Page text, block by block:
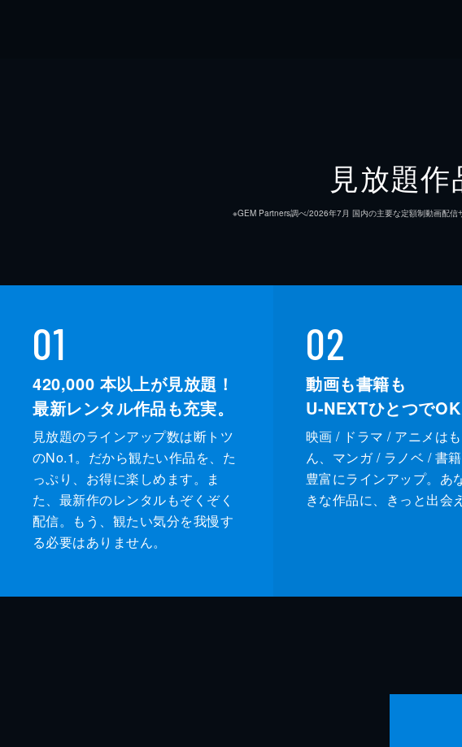
見放題作
※GEM Partners調べ/2026年7⽉ 国内の主要な定額制動画配
01
420,000 本以上が見放題！
最新レンタル作品も充実。
見放題のラインアップ数は断トツ
のNo.1。だから観たい作品を、た
っぷり、お得に楽しめます。ま
た、最新作のレンタルもぞくぞく
配信。もう、観たい気分を我慢す
る必要はありません。
02
動画も書籍も
U-NEXTひとつでOK
映画 / ドラマ / アニメは
ん、マンガ / ラノベ / 書
豊富にラインアップ。あ
きな作品に、きっと出会